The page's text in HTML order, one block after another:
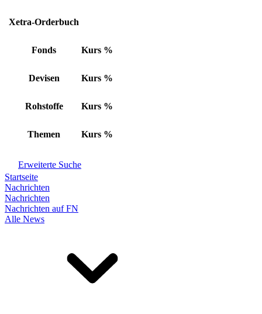
Xetra-Orderbuch
Fonds Kurs %
Devisen Kurs %
Rohstoffe Kurs %
Themen Kurs %
Erweiterte Suche
Startseite
Nachrichten
Nachrichten
Nachrichten auf FN
Alle News